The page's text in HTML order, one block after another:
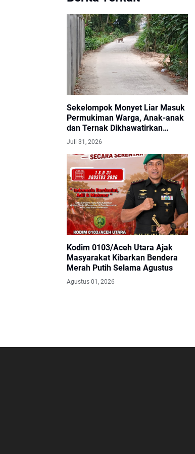
Sekelompok Monyet Liar Masuk
Permukiman Warga, Anak-anak
dan Ternak Dikhawatirkan
Terancam
Juli 31, 2026
Kodim 0103/Aceh Utara Ajak
Masyarakat Kibarkan Bendera
Merah Putih Selama Agustus
Agustus 01, 2026